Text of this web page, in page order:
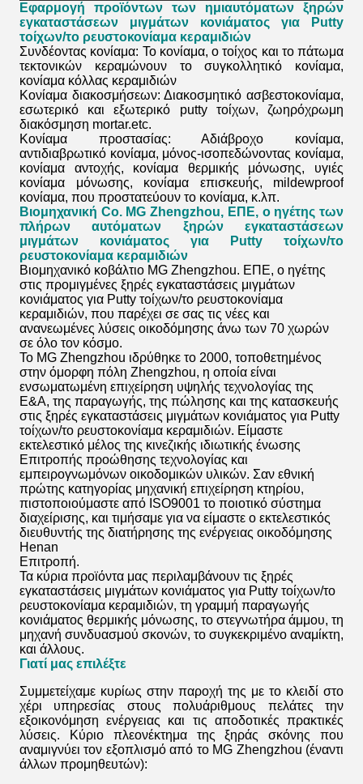
Εφαρμογή προϊόντων των ημιαυτόματων ξηρών
εγκαταστάσεων μιγμάτων κονιάματος για Putty
τοίχων/το ρευστοκονίαμα κεραμιδιών
Συνδέοντας κονίαμα: Το κονίαμα, ο τοίχος και το πάτωμα
τεκτονικών κεραμώνουν το συγκολλητικό κονίαμα,
κονίαμα κόλλας κεραμιδιών
Κονίαμα διακοσμήσεων: Διακοσμητικό ασβεστοκονίαμα,
εσωτερικό και εξωτερικό putty τοίχων, ζωηρόχρωμη
διακόσμηση mortar.etc.
Κονίαμα προστασίας: Αδιάβροχο κονίαμα,
αντιδιαβρωτικό κονίαμα, μόνος-ισοπεδώνοντας κονίαμα,
κονίαμα αντοχής, κονίαμα θερμικής μόνωσης, υγιές
κονίαμα μόνωσης, κονίαμα επισκευής, mildewproof
κονίαμα, που προστατεύουν το κονίαμα, κ.λπ.
Βιομηχανική Co. MG Zhengzhou, ΕΠΕ, ο ηγέτης των
πλήρων αυτόματων ξηρών εγκαταστάσεων
μιγμάτων κονιάματος για Putty τοίχων/το
ρευστοκονίαμα κεραμιδιών
Βιομηχανικό κοβάλτιο MG Zhengzhou. ΕΠΕ, ο ηγέτης
στις προμιγμένες ξηρές εγκαταστάσεις μιγμάτων
κονιάματος για Putty τοίχων/το ρευστοκονίαμα
κεραμιδιών, που παρέχει σε σας τις νέες και
ανανεωμένες λύσεις οικοδόμησης άνω των 70 χωρών
σε όλο τον κόσμο.
Το MG Zhengzhou ιδρύθηκε το 2000, τοποθετημένος
στην όμορφη πόλη Zhengzhou, η οποία είναι
ενσωματωμένη επιχείρηση υψηλής τεχνολογίας της
Ε&Α, της παραγωγής, της πώλησης και της κατασκευής
στις ξηρές εγκαταστάσεις μιγμάτων κονιάματος για Putty
τοίχων/το ρευστοκονίαμα κεραμιδιών. Είμαστε
εκτελεστικό μέλος της κινεζικής ιδιωτικής ένωσης
Επιτροπής προώθησης τεχνολογίας και
εμπειρογνωμόνων οικοδομικών υλικών. Σαν εθνική
πρώτης κατηγορίας μηχανική επιχείρηση κτηρίου,
πιστοποιούμαστε από ISO9001 το ποιοτικό σύστημα
διαχείρισης, και τιμήσαμε για να είμαστε ο εκτελεστικός
διευθυντής της διατήρησης της ενέργειας οικοδόμησης
Henan
Επιτροπή.
Τα κύρια προϊόντα μας περιλαμβάνουν τις ξηρές
εγκαταστάσεις μιγμάτων κονιάματος για Putty τοίχων/το
ρευστοκονίαμα κεραμιδιών, τη γραμμή παραγωγής
κονιάματος θερμικής μόνωσης, το στεγνωτήρα άμμου, τη
μηχανή συνδυασμού σκονών, το συγκεκριμένο αναμίκτη,
και άλλους.
Γιατί μας επιλέξτε
Συμμετείχαμε κυρίως στην παροχή της με το κλειδί στο
χέρι υπηρεσίας στους πολυάριθμους πελάτες την
εξοικονόμηση ενέργειας και τις αποδοτικές πρακτικές
λύσεις. Κύριο πλεονέκτημα της ξηράς σκόνης που
αναμιγνύει τον εξοπλισμό από το MG Zhengzhou (έναντι
άλλων προμηθευτών):